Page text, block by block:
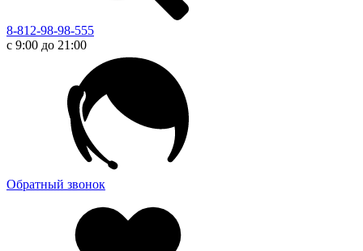
8-812-98-98-555
с 9:00 до 21:00
Обратный звонок